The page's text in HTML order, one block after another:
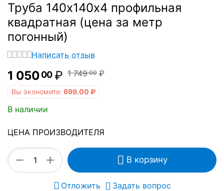
Труба 140х140х4 профильная
квадратная (цена за метр
погонный)
Написать отзыв
1 05000₽ 1 749 00 ₽
Вы экономите: 699.00 ₽
В наличии
ЦЕНА ПРОИЗВОДИТЕЛЯ
+
− В корзину
Отложить Задать вопрос